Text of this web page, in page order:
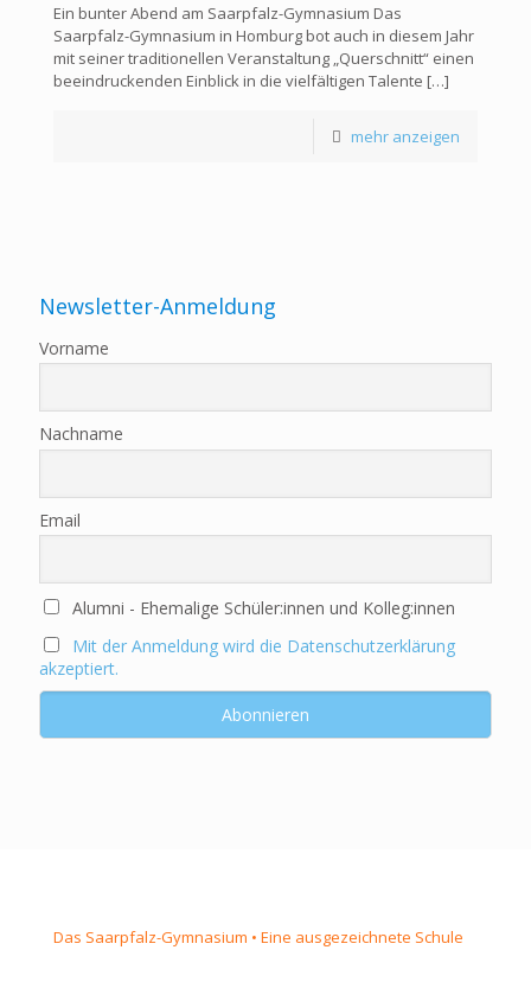
Ein bunter Abend am Saarpfalz-Gymnasium Das
Saarpfalz-Gymnasium in Homburg bot auch in diesem Jahr
mit seiner traditionellen Veranstaltung „Querschnitt“ einen
beeindruckenden Einblick in die vielfältigen Talente […]
mehr anzeigen
Newsletter-Anmeldung
Vorname
Nachname
Email
Alumni - Ehemalige Schüler:innen und Kolleg:innen
Mit der Anmeldung wird die Datenschutzerklärung
akzeptiert.
Das Saarpfalz-Gymnasium • Eine ausgezeichnete Schule